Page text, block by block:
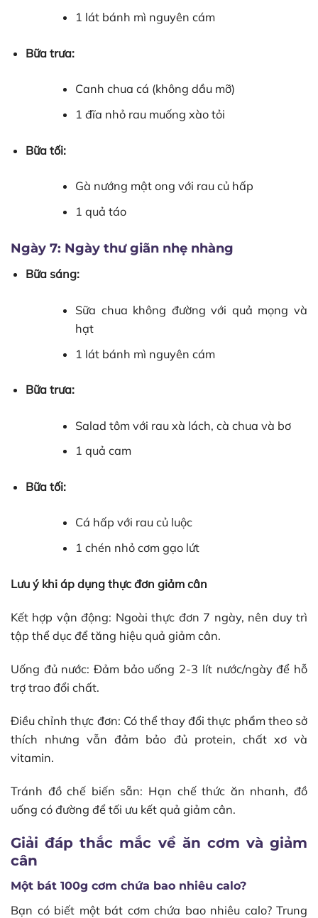
1 lát bánh mì nguyên cám
Bữa trưa:
Canh chua cá (không dầu mỡ)
1 đĩa nhỏ rau muống xào tỏi
Bữa tối:
Gà nướng mật ong với rau củ hấp
1 quả táo
Ngày 7: Ngày thư giãn nhẹ nhàng
Bữa sáng:
Sữa chua không đường với quả mọng và
hạt
1 lát bánh mì nguyên cám
Bữa trưa:
Salad tôm với rau xà lách, cà chua và bơ
1 quả cam
Bữa tối:
Cá hấp với rau củ luộc
1 chén nhỏ cơm gạo lứt
Lưu ý khi áp dụng thực đơn giảm cân
Kết hợp vận động: Ngoài thực đơn 7 ngày, nên duy trì
tập thể dục để tăng hiệu quả giảm cân.
Uống đủ nước: Đảm bảo uống 2-3 lít nước/ngày để hỗ
trợ trao đổi chất.
Điều chỉnh thực đơn: Có thể thay đổi thực phẩm theo sở
thích nhưng vẫn đảm bảo đủ protein, chất xơ và
vitamin.
Tránh đồ chế biến sẵn: Hạn chế thức ăn nhanh, đồ
uống có đường để tối ưu kết quả giảm cân.
Giải đáp thắc mắc về ăn cơm và giảm
cân
Một bát 100g cơm chứa bao nhiêu calo?
Bạn có biết một bát cơm chứa bao nhiêu calo? Trung